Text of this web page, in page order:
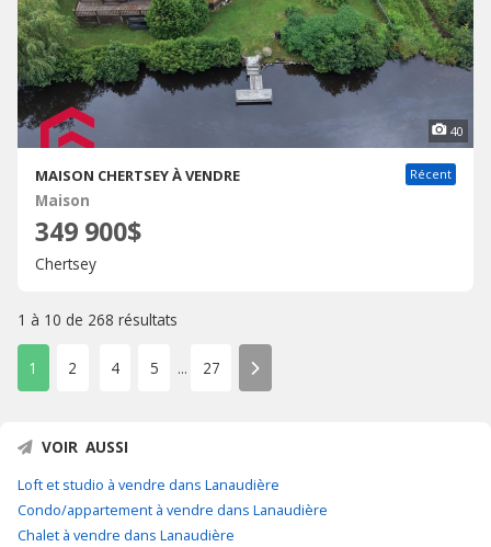
40
MAISON CHERTSEY À VENDRE Récent
Maison
349 900$
Chertsey
1 à 10 de 268 résultats
1 2 4 5 ... 27
VOIR AUSSI
Loft et studio à vendre dans Lanaudière
Condo/appartement à vendre dans Lanaudière
Chalet à vendre dans Lanaudière